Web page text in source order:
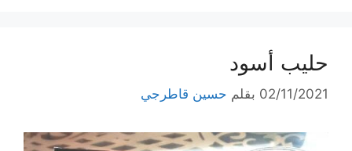
حليب أسود
02/11/2021 بقلم حسين قاطرجي